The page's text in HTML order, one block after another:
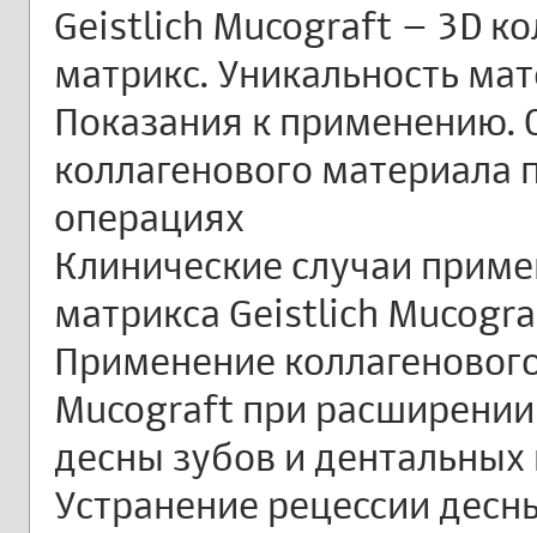
Geistlich Mucograft – 3D
матрикс. Уникальность
Показания к применению.
коллагенового материала
операциях
Клинические случаи
матрикса Geistlich
Применение
Mucograft при
десны зубов и
Устранение рецессии